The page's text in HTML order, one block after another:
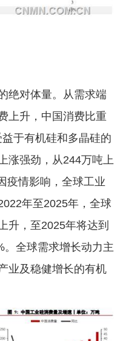
绝对体量。从需求端
上升，中国消费比重
于有机硅和多晶硅的
涨强劲，从244万吨上
疫情影响，全球工业
年至2025年，全球
升，至2025年将达到
。全球需求增长动力主
业及稳健增长的有机